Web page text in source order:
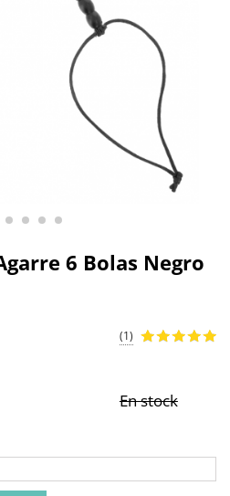
6 Bolas Negro
(1)
En stock